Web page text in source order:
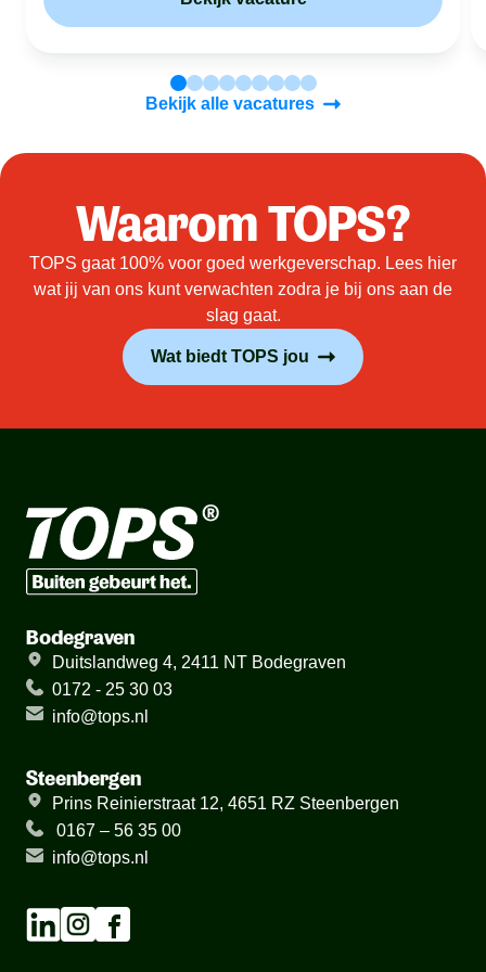
Bekijk alle vacatures
Waarom TOPS?
TOPS gaat 100% voor goed werkgeverschap. Lees hier
wat jij van ons kunt verwachten zodra je bij ons aan de
slag gaat.
Wat biedt TOPS jou
Bodegraven
Duitslandweg 4, 2411 NT Bodegraven
0172 - 25 30 03
info@tops.nl
Steenbergen
Prins Reinierstraat 12, 4651 RZ Steenbergen
0167 – 56 35 00
info@tops.nl